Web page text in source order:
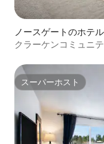
ノースゲートのホテ
クラーケンコミュニ
スーパーホスト
スーパーホスト